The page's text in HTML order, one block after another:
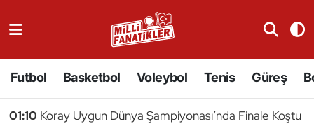
Futbol Basketbol Voleybol Tenis Güreş
01:10 Koray Uygun Dünya Şampiyonası’nda Finale Koştu
Badminton